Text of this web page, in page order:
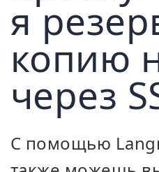
я
копию
через
С помощью